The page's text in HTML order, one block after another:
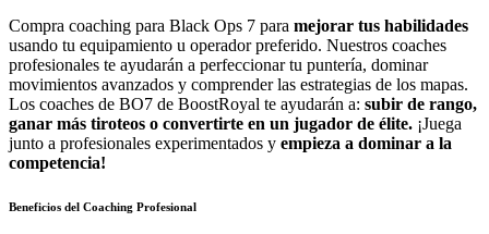
Compra coaching para Black Ops 7 para mejorar tus habilidades
usando tu equipamiento u operador preferido. Nuestros coaches
profesionales te ayudarán a perfeccionar tu puntería, dominar
movimientos avanzados y comprender las estrategias de los mapas.
Los coaches de BO7 de BoostRoyal te ayudarán a: subir de rango,
ganar más tiroteos o convertirte en un jugador de élite. ¡Juega
junto a profesionales experimentados y empieza a dominar a la
competencia!
Beneficios del Coaching Profesional